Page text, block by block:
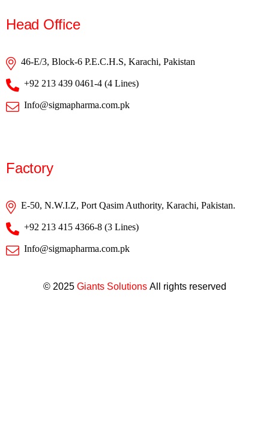
Head Office
46-E/3, Block-6 P.E.C.H.S, Karachi, Pakistan
+92 213 439 0461-4 (4 Lines)
Info@sigmapharma.com.pk
Factory
E-50, N.W.I.Z, Port Qasim Authority, Karachi, Pakistan.
+92 213 415 4366-8 (3 Lines)
Info@sigmapharma.com.pk
© 2025 Giants Solutions All rights reserved